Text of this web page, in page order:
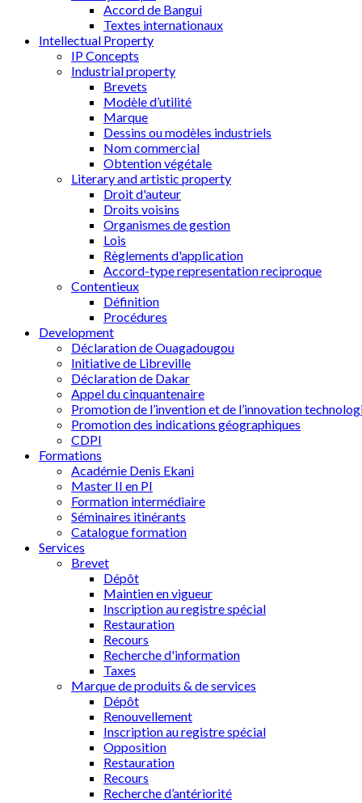
Accord de Bangui
Textes internationaux
Intellectual Property
IP Concepts
Industrial property
Brevets
Modèle d’utilité
Marque
Dessins ou modèles industriels
Nom commercial
Obtention végétale
Literary and artistic property
Droit d'auteur
Droits voisins
Organismes de gestion
Lois
Règlements d'application
Accord-type representation reciproque
Contentieux
Définition
Procédures
Development
Déclaration de Ouagadougou
Initiative de Libreville
Déclaration de Dakar
Appel du cinquantenaire
Promotion de l’invention et de l’innovation
Promotion des indications géographiques
CDPI
Formations
Académie Denis Ekani
Master II en PI
Formation intermédiaire
Séminaires itinérants
Catalogue formation
Services
Brevet
Dépôt
Maintien en vigueur
Inscription au registre spécial
Restauration
Recours
Recherche d'information
Taxes
Marque de produits & de services
Dépôt
Renouvellement
Inscription au registre spécial
Opposition
Restauration
Recours
Recherche d’antériorité